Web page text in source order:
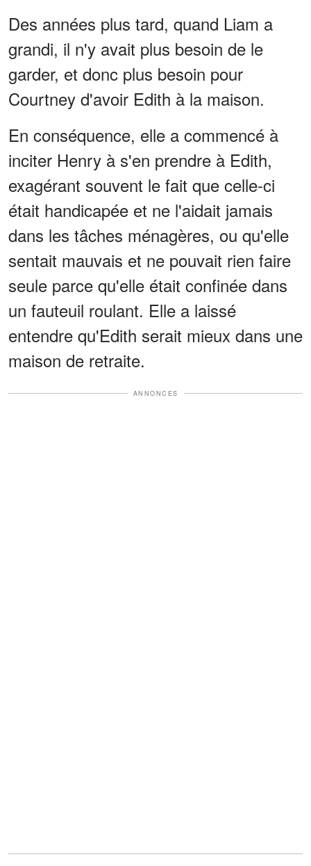
Des années plus tard, quand Liam a
grandi, il n'y avait plus besoin de le
garder, et donc plus besoin pour
Courtney d'avoir Edith à la maison.
En conséquence, elle a commencé à
inciter Henry à s'en prendre à Edith,
exagérant souvent le fait que celle-ci
était handicapée et ne l'aidait jamais
dans les tâches ménagères, ou qu'elle
sentait mauvais et ne pouvait rien faire
seule parce qu'elle était confinée dans
un fauteuil roulant. Elle a laissé
entendre qu'Edith serait mieux dans une
maison de retraite.
ANNONCES